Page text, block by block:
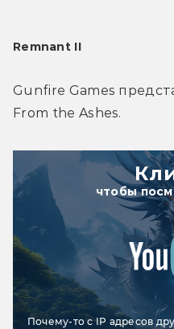
Remnant II
Gunfire Games
From the Ashes.
чтобы
Почему-то с IP адресов